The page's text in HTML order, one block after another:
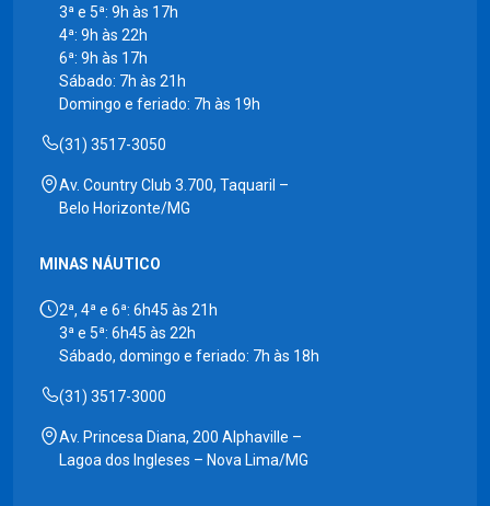
3ª e 5ª: 9h às 17h
4ª: 9h às 22h
6ª: 9h às 17h
Sábado: 7h às 21h
Domingo e feriado: 7h às 19h
(31) 3517-3050
Av. Country Club 3.700, Taquaril –
Belo Horizonte/MG
MINAS NÁUTICO
2ª, 4ª e 6ª: 6h45 às 21h
3ª e 5ª: 6h45 às 22h
Sábado, domingo e feriado: 7h às 18h
(31) 3517-3000
Av. Princesa Diana, 200 Alphaville –
Lagoa dos Ingleses – Nova Lima/MG